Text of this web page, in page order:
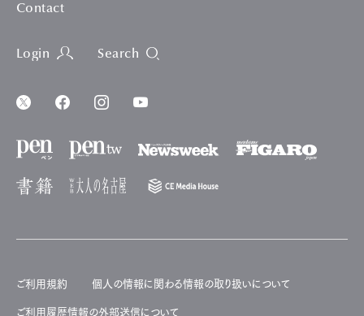
Contact
Login Search
ご利用規約 個人の情報に関わる情報の取り扱いについて
ご利用履歴情報の外部送信について